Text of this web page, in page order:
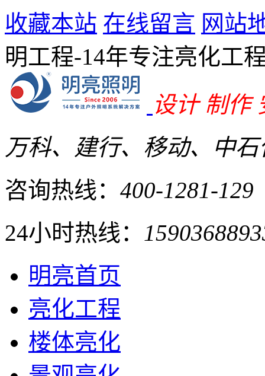
收藏本站 在线留言 网站
明工程-14年专注亮化工
设计 制作
万科、建行、移动、中
咨询热线： 400-1281-129
24小时热线：
明亮首页
亮化工程
楼体亮化